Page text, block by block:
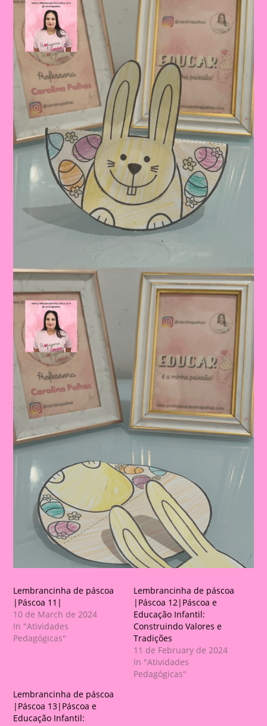
Lembrancinha de páscoa
|Páscoa 11|
10 de March de 2024
In "Atividades
Pedagógicas"
Lembrancinha de páscoa
|Páscoa 12|Páscoa e
Educação Infantil:
Construindo Valores e
Tradições
11 de February de 2024
In "Atividades
Pedagógicas"
Lembrancinha de páscoa
|Páscoa 13|Páscoa e
Educação Infantil: